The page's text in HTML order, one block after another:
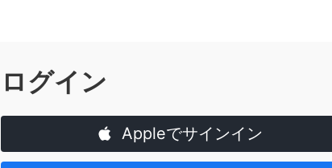
ログイン
Appleでサインイン